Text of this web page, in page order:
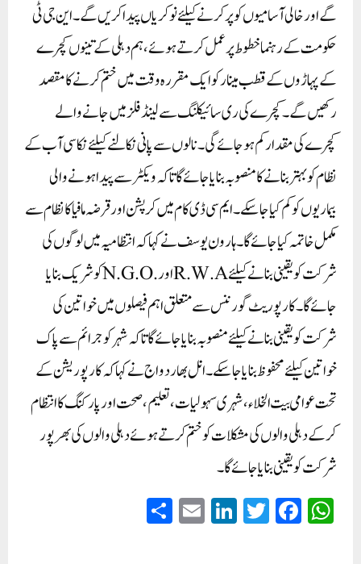
گے اور خالی آسامیوں کو پر کرنے کیلئے نوکریاں پیدا کریں گے۔ این جی ٹی
حکومت کے رہنما خطوط پر عمل کرتے ہوئے، ہم دہلی کے تینوں کچرے
کے پہاڑوں کے قطب مینار کو ایک مقررہ وقت میں ختم کرنے کا مقصد
رکھیں گے۔ کچرے کی ری سائیکلنگ سے لینڈ فلز میں جانے والے
کچرے کی مقدار کم ہو جائے گی۔ نالوں سے پانی نکالنے کیلئے نکاسی آب کے
نظام کو بہتر بنانے کا منصوبہ بنایا جائے گا تاکہ ویکٹر سے پیدا ہونے والی
بیماریوں کو کم کیا جا سکے۔ ایم سی ڈی کام میں کرپشن اور قرضہ مافیا کا نظام سے
مکمل خاتمہ کیا جائے گا۔ ہارون یوسف نے کہا کہ انتظامیہ میں لوگوں کی
شرکت کو یقینی بنانے کیلئے R.W.Aاور .N.G.Oکو شریک بنایا
جائے گا۔ کارپوریٹ گورننس سے متعلق اہم فیصلوں میں خواتین کی
شرکت کو یقینی بنانے کیلئے منصوبہ بنایا جائے گا تاکہ شہر کو جرائم سے پاک
خواتین کیلئے محفوظ بنایا جا سکے۔ انل بھاردواج نے کہا کہ کارپوریشن کے
تحت عوامی بیت الخلاء، شہری سہولیات، تعلیم، صحت اور پارکنگ کا انتظام
کرکے دہلی والوں کی مشکلات کو ختم کرتے ہوئے دہلی والوں کی بھرپور
شرکت کو یقینی بنایا جائے گا۔
W
ha
Fa
ce
T
wi
Li
nk
E
m